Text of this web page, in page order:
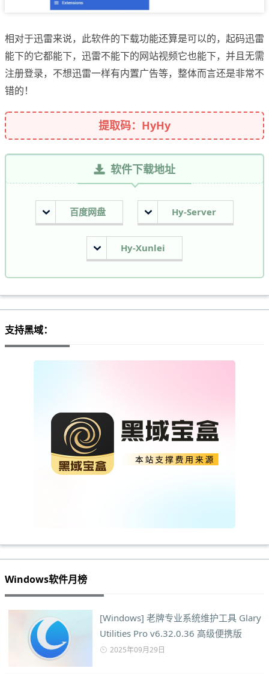
相对于迅雷来说，此软件的下载功能还算是可以的，起码迅雷
能下的它都能下，迅雷不能下的网站视频它也能下，并且无需
注册登录，不想迅雷一样有内置广告等，整体而言还是非常不
错的！
提取码：HyHy
软件下载地址
百度网盘 Hy-Server
Hy-Xunlei
支持黑域：
Windows软件月榜
[Windows] 老牌专业系统维护工具 Glary
Utilities Pro v6.32.0.36 高级便携版
2025年09月29日